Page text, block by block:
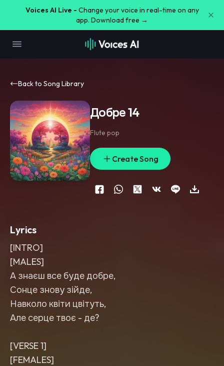
Voices AI Live - Change your voice in real-time on any
app. Download free →
Back to Song Library
Добре 14
Flute pop
Create Song
Lyrics
[INTRO]
[MALES]
А знаєш все буде добре,
Сонце знову зійде,
Навколо квіти цвітуть,
Але серце твоє - де?
[VERSE 1]
[FEMALES]